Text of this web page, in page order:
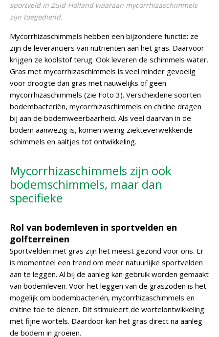
sportveld in Zuid-Holland waaraan mycorrhizaschimmels
zijn toegediend.
Mycorrhizaschimmels hebben een bijzondere functie: ze
zijn de leveranciers van nutriënten aan het gras. Daarvoor
krijgen ze koolstof terug. Ook leveren de schimmels water.
Gras met mycorrhizaschimmels is veel minder gevoelig
voor droogte dan gras met nauwelijks of geen
mycorrhizaschimmels (zie Foto 3). Verscheidene soorten
bodembacteriën, mycorrhizaschimmels en chitine dragen
bij aan de bodemweerbaarheid. Als veel daarvan in de
bodem aanwezig is, komen weinig ziekteverwekkende
schimmels en aaltjes tot ontwikkeling.
Mycorrhizaschimmels zijn ook
bodemschimmels, maar dan
specifieke
Rol van bodemleven in sportvelden en
golfterreinen
Sportvelden met gras zijn het meest gezond voor ons. Er
is momenteel een trend om meer natuurlijke sportvelden
aan te leggen. Al bij de aanleg kan gebruik worden gemaakt
van bodemleven. Voor het leggen van de graszoden is het
mogelijk om bodembacteriën, mycorrhizaschimmels en
chitine toe te dienen. Dit stimuleert de wortelontwikkeling
met fijne wortels. Daardoor kan het gras direct na aanleg
de bodem in groeien.